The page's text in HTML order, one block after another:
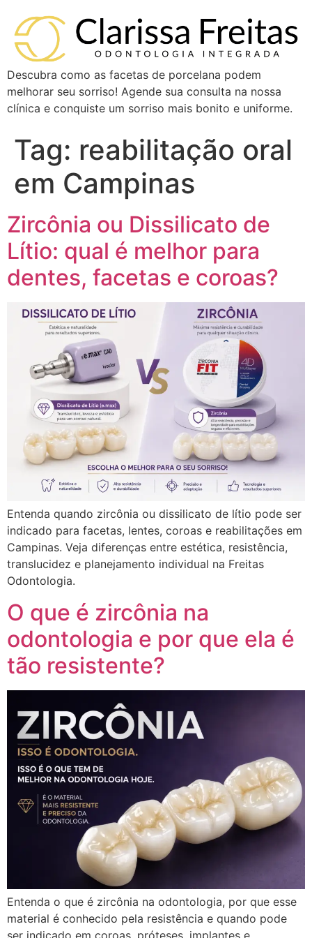
Descubra como as facetas de porcelana podem
melhorar seu sorriso! Agende sua consulta na nossa
clínica e conquiste um sorriso mais bonito e uniforme.
Tag: reabilitação oral
em Campinas
Zircônia ou Dissilicato de
Lítio: qual é melhor para
dentes, facetas e coroas?
Entenda quando zircônia ou dissilicato de lítio pode ser
indicado para facetas, lentes, coroas e reabilitações em
Campinas. Veja diferenças entre estética, resistência,
translucidez e planejamento individual na Freitas
Odontologia.
O que é zircônia na
odontologia e por que ela é
tão resistente?
Entenda o que é zircônia na odontologia, por que esse
material é conhecido pela resistência e quando pode